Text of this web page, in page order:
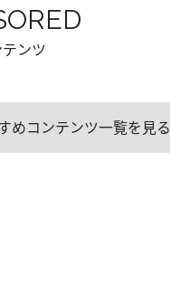
ンツ
めコンテンツ一覧を見る